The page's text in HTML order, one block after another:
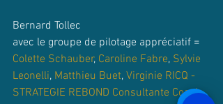
Bernard Tollec
avec le groupe de pilotage appréciatif =
Colette Schauber, Caroline Fabre, Sylvie
Leonelli, Matthieu Buet, Virginie RICQ -
STRATEGIE REBOND Consultante Coach